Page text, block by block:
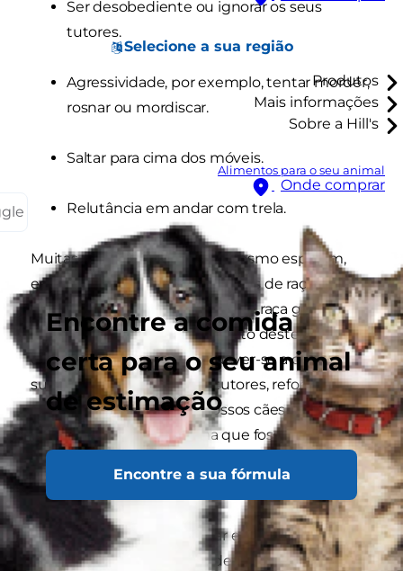
Selecione a sua região
Produtos
Mais informações
Sobre a Hill's
Alimentos para o seu animal
Onde comprar
Encontre a comida
certa para o seu animal
de estimação
Encontre a sua fórmula
Ser desobediente ou ignorar os seus
tutores.
Agressividade, por exemplo, tentar morder,
rosnar ou mordiscar.
Saltar para cima dos móveis.
Relutância em andar com trela.
Muitas pessoas toleram, ou mesmo esperam,
estes comportamentos nos cães de raça
pequena, mas se for em cães de raça grande já
não os aceitam. Como tal, muito destes
comportamentos podem dever-se a coisas
subtis que nós, enquanto tutores, reforçamos
porque não tratamos os nossos cães de raça
pequena da mesma forma que fossem cães de
raça grande. Eis alguns exemplos de como isto
pode acontecer...
Digamos que está a passear e vê um cão de raça
grande. Pode ter vontade de pegar no seu cão